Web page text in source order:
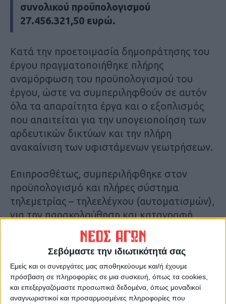
Σεβόμαστε την ιδιωτικότητά σας
Εμείς και οι συνεργάτες μας αποθηκεύουμε και/ή έχουμε
πρόσβαση σε πληροφορίες σε μια συσκευή, όπως τα cookies,
και επεξεργαζόμαστε προσωπικά δεδομένα, όπως μοναδικοί
αναγνωριστικοί και προσαρμοσμένες πληροφορίες που
συνολικού προϋπολογισμού
27.456.321,50 ευρώ.
Κατά την προετοιμασία δημοπράτησης του
έργου πραγματοποιήθηκε πλήρης
αναμόρφωση του προϋπολογισμού του
έργου, ώστε να συμπεριληφθούν σε αυτόν
όλα τα απαραίτητα έργα και ο εξοπλισμός
που απαιτείται για την υπογειοποίηση των
αρδευτικών δικτύων και την πλήρη
ανακαίνιση των υφιστάμενων γεωτρήσεων.
Επιπροσθέτως, συμπεριλήφθηκε στον
προϋπολογισμό και πλήρες σύστημα
τηλεμετρίας – τηλεελέγχου (αυτοματισμών),
για την παρακολούθηση και καταγραφή
σημαντικών παραμέτρων των δικτύων,
προκειμένου τα νέα αρδευτικά δίκτυα που
θα κατασκευαστούν να είναι σύμφωνα με
τις σύγχρονες πρακτικές τηλεμετρίας –
τηλεελέγχου καθώς και με την κείμενη
εθνική νομοθεσία περί συστημάτων